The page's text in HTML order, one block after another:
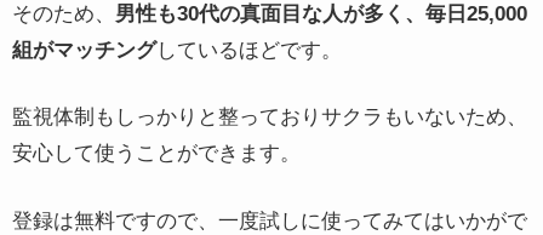
そのため、 男性も30代の真面目な人が多く、毎日25,000
組がマッチングしているほどです。
監視体制もしっかりと整っておりサクラもいないため、
安心して使うことができます。
登録は無料ですので、一度試しに使ってみてはいかがで